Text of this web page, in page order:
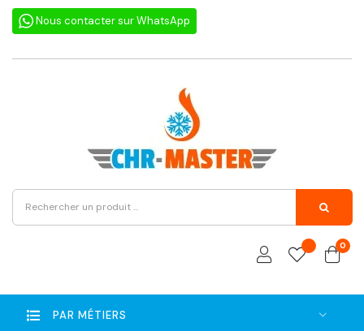
Nous contacter sur WhatsApp
0
PAR MÉTIERS